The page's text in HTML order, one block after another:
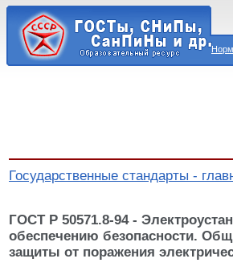
Государственные стандарты -
ГОСТ Р 50571.8-94 -
обеспечению безопасности.
защиты от поражения